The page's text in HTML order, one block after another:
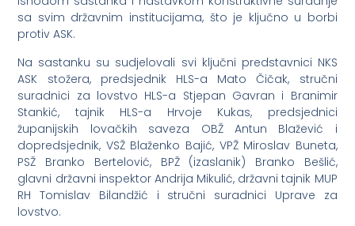
sa svim državnim institucijama, što je ključno u borbi
protiv ASK.
Na sastanku su sudjelovali svi ključni predstavnici NKS
ASK stožera, predsjednik HLS-a Mato Čičak, stručni
suradnici za lovstvo HLS-a Stjepan Gavran i Branimir
Stankić, tajnik HLS-a Hrvoje Kukas, predsjednici
županijskih lovačkih saveza OBŽ Antun Blažević i
dopredsjednik, VSŽ Blaženko Bajić, VPŽ Miroslav Buneta,
PSŽ Branko Bertelović, BPŽ (izaslanik) Branko Bešlić,
glavni državni inspektor Andrija Mikulić, državni tajnik MUP
RH Tomislav Bilandžić i stručni suradnici Uprave za
lovstvo.